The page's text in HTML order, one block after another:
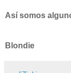
Así somos
Blondie